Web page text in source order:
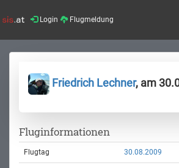
Login Flugmeldung
Friedrich Lechner, am
Fluginformationen
Flugtag 30.08.2009